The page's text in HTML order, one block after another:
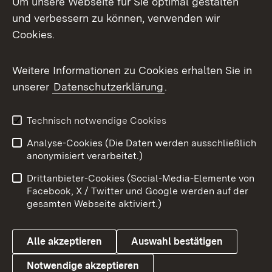
Facebook
X / Twitter
Youtube
Impressum
Kontakt
Barrierefreiheit
Datenschutz
Cookies
und verbessern zu können, verwenden wir
Cookies.
Weitere Informationen zu Cookies erhalten Sie in
unserer Datenschutzerklärung.
Technisch notwendige Cookies
Analyse-Cookies (Die Daten werden ausschließlich
anonymisiert verarbeitet.)
Drittanbieter-Cookies (Social-Media-Elemente von
Facebook, X / Twitter und Google werden auf der
gesamten Webseite aktiviert.)
Alle akzeptieren Auswahl bestätigen
Notwendige akzeptieren